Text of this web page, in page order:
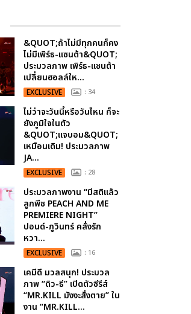
&QUOT;ถ้าไม่มีทุกคนก็คง
ไม่มีเพิร์ธ-แซนต้า&QUOT;
ประมวลภาพ เพิร์ธ-แซนต้า
เปลี่ยนฮอลล์ให...
EXCLUSIVE : 34
ไม่ว่าจะวันนี้หรือวันไหน ก็จะ
ยังภูมิใจในตัว
&QUOT;แจบอม&QUOT;
เหมือนเดิม! ประมวลภาพ
JA...
EXCLUSIVE : 28
ประมวลภาพงาน “มีสติแล้ว
ลูกพีช PEACH AND ME
PREMIERE NIGHT”
ปอนด์-ภูวินทร์ คลั่งรัก
หวา...
EXCLUSIVE : 16
เคมีดี มวลสนุก! ประมวล
ภาพ “ดิว-ธี” เปิดตัวซีรีส์
“MR.KILL มังงะสั่งตาย” ใน
งาน “MR.KILL...